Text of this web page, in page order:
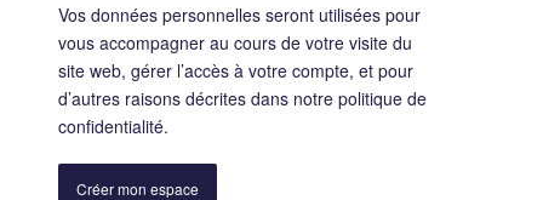
Vos données personnelles seront utilisées pour
vous accompagner au cours de votre visite du
site web, gérer l’accès à votre compte, et pour
d’autres raisons décrites dans notre politique de
confidentialité.
Créer mon espace